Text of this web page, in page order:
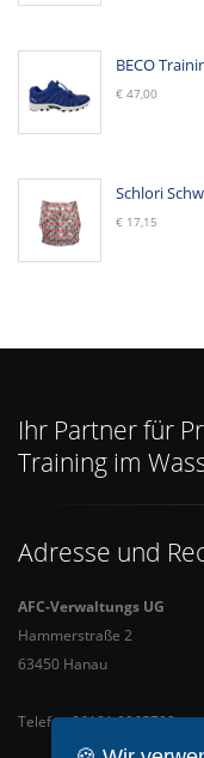
BECO
€ 47,00
Schlori
€ 17,15
Ihr Partner für
Training im
Adresse und
AFC-Verwaltungs UG
Hammerstraße 2
63450 Hanau
Telefon 06181 9065702